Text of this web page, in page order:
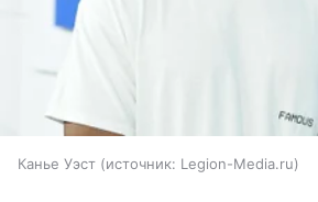
Канье Уэст источник: Legion-Media.ru